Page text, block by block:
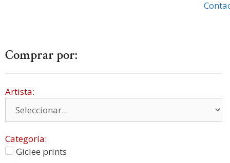
Comprar por:
Artista:
Categoría:
Giclee prints